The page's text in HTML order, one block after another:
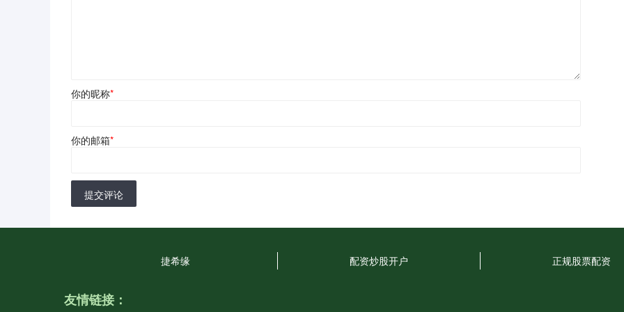
你的昵称*
你的邮箱*
提交评论
捷希缘 配资炒股开户 正规股票配资
友情链接：